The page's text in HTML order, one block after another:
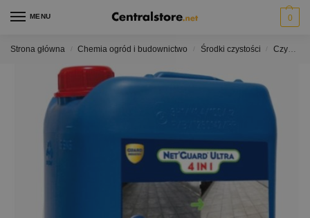
MENU 0
Strona główna Chemia ogród i budownictwo Środki czystości Czyszczenie kostki brukowej i betonu